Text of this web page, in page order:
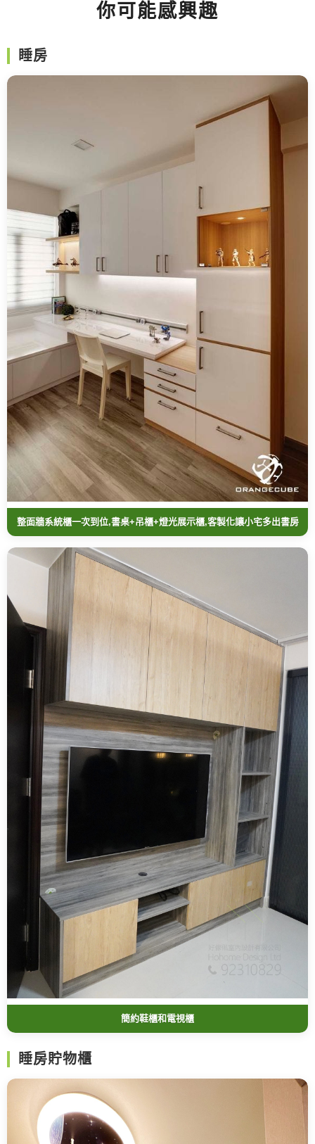
你可能感興趣
睡房
整面牆系統櫃一次到位,書桌+吊櫃+燈光展示櫃,客製化讓小宅多出書房
簡約鞋櫃和電視櫃
睡房貯物櫃